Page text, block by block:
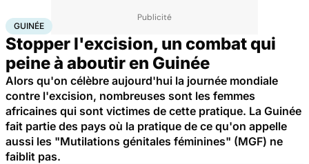
AccueilSanté
GUINÉE
Stopper l'excision, un combat qui
peine à aboutir en Guinée
Alors qu'on célèbre aujourd'hui la journée mondiale
contre l'excision, nombreuses sont les femmes
africaines qui sont victimes de cette pratique. La Guinée
fait partie des pays où la pratique de ce qu'on appelle
aussi les "Mutilations génitales féminines" (MGF) ne
faiblit pas.